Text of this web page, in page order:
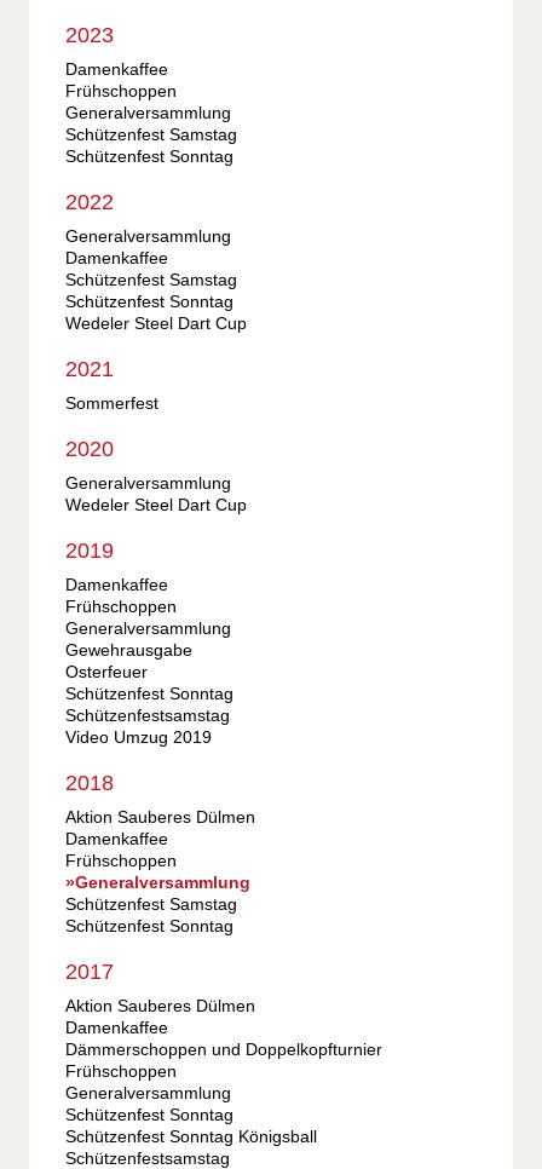
2023
Damenkaffee
Frühschoppen
Generalversammlung
Schützenfest Samstag
Schützenfest Sonntag
2022
Generalversammlung
Damenkaffee
Schützenfest Samstag
Schützenfest Sonntag
Wedeler Steel Dart Cup
2021
Sommerfest
2020
Generalversammlung
Wedeler Steel Dart Cup
2019
Damenkaffee
Frühschoppen
Generalversammlung
Gewehrausgabe
Osterfeuer
Schützenfest Sonntag
Schützenfestsamstag
Video Umzug 2019
2018
Aktion Sauberes Dülmen
Damenkaffee
Frühschoppen
Generalversammlung
Schützenfest Samstag
Schützenfest Sonntag
2017
Aktion Sauberes Dülmen
Damenkaffee
Dämmerschoppen und Doppelkopfturnier
Frühschoppen
Generalversammlung
Schützenfest Sonntag
Schützenfest Sonntag Königsball
Schützenfestsamstag